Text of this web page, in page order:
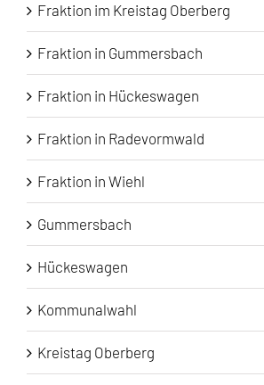
Fraktion im Kreistag Oberberg
Fraktion in Gummersbach
Fraktion in Hückeswagen
Fraktion in Radevormwald
Fraktion in Wiehl
Gummersbach
Hückeswagen
Kommunalwahl
Kreistag Oberberg